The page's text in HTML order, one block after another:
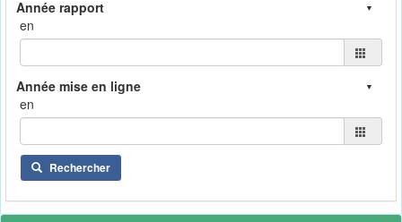
en
en
Rechercher